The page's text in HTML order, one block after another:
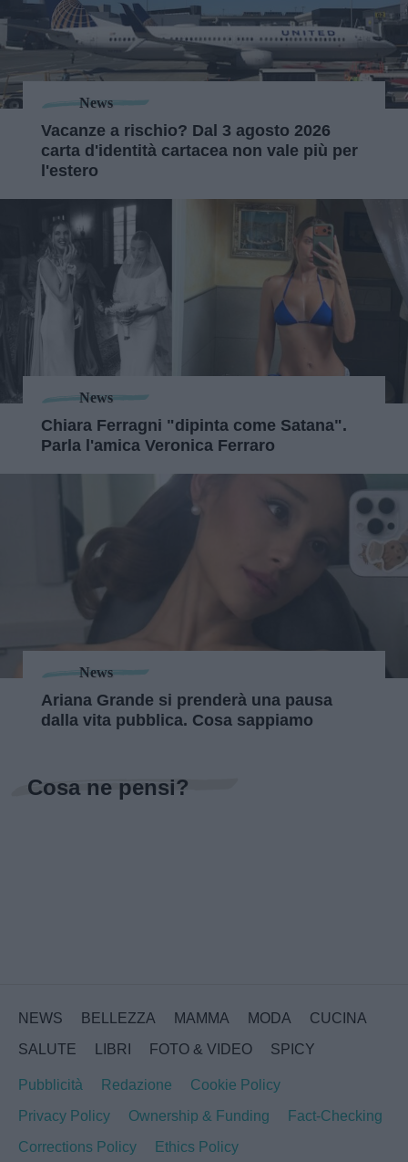
News
Vacanze a rischio? Dal 3 agosto 2026
carta d'identità cartacea non vale più per
l'estero
News
Chiara Ferragni "dipinta come Satana".
Parla l'amica Veronica Ferraro
News
Ariana Grande si prenderà una pausa
dalla vita pubblica. Cosa sappiamo
Cosa ne pensi?
NEWS BELLEZZA MAMMA MODA
CUCINA
SALUTE
LIBRI FOTO & VIDEO SPICY
Pubblicità Redazione
Cookie Policy
Privacy Policy
Ownership & Funding
Fact-Checking
Corrections Policy
Ethics Policy